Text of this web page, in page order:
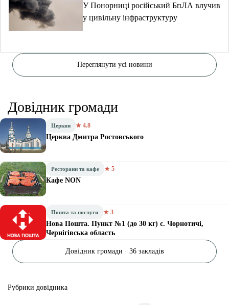
У Понорниці російський БпЛА влучив
у цивільну інфраструктуру
Переглянути усі новини
Довідник громади
Церкви ★ 4.8
Церква Дмитра Ростовського
Ресторани та кафе ★ 5
Кафе NON
Пошта та послуги ★ 3
Нова Пошта. Пункт №1 (до 30 кг) с. Чорнотичі,
Чернігівська область
Довідник громади · 36 закладів
Рубрики довідника